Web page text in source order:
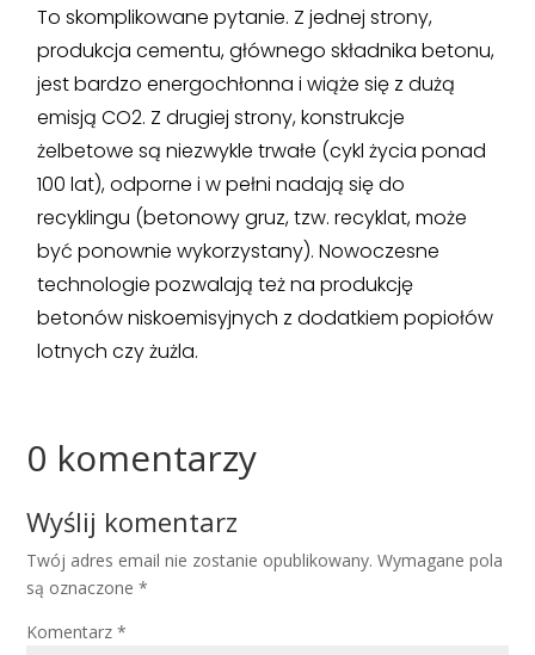
To skomplikowane pytanie. Z jednej strony,
produkcja cementu, głównego składnika betonu,
jest bardzo energochłonna i wiąże się z dużą
emisją CO2. Z drugiej strony, konstrukcje
żelbetowe są niezwykle trwałe (cykl życia ponad
100 lat), odporne i w pełni nadają się do
recyklingu (betonowy gruz, tzw. recyklat, może
być ponownie wykorzystany). Nowoczesne
technologie pozwalają też na produkcję
betonów niskoemisyjnych z dodatkiem popiołów
lotnych czy żużla.
0 komentarzy
Wyślij komentarz
Twój adres email nie zostanie opublikowany. Wymagane pola
są oznaczone*
Komentarz*